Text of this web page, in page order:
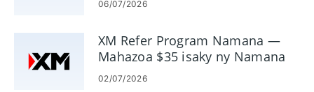
06/07/2026
XM Refer Program Namana —
Mahazoa $35 isaky ny Namana
02/07/2026